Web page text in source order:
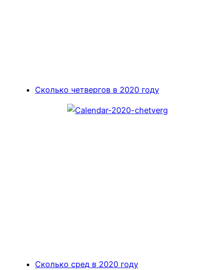
Сколько четвергов в 2020 году
Сколько сред в 2020 году